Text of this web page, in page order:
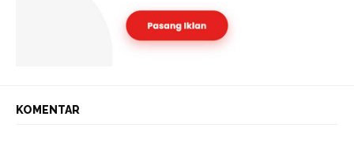
KOMENTAR